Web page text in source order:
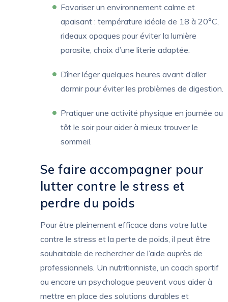
Favoriser un environnement calme et
apaisant : température idéale de 18 à 20°C,
rideaux opaques pour éviter la lumière
parasite, choix d’une literie adaptée.
Dîner léger quelques heures avant d’aller
dormir pour éviter les problèmes de digestion.
Pratiquer une activité physique en journée ou
tôt le soir pour aider à mieux trouver le
sommeil.
Se faire accompagner pour
lutter contre le stress et
perdre du poids
Pour être pleinement efficace dans votre lutte
contre le stress et la perte de poids, il peut être
souhaitable de rechercher de l’aide auprès de
professionnels. Un nutritionniste, un coach sportif
ou encore un psychologue peuvent vous aider à
mettre en place des solutions durables et